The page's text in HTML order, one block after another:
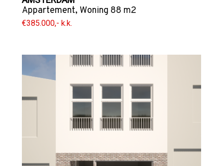
Appartement, Woning 88 m2
€385.000,- k.k.